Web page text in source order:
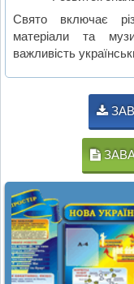
Свято включає
матеріали та
важливість